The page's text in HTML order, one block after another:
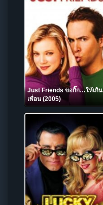
Just Friends ขอกิ๊ก…ให้เกิน
เพื่อน (2005)